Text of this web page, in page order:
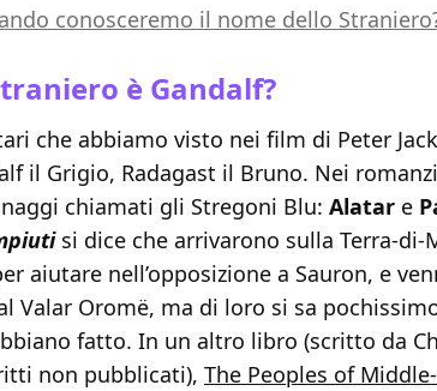
conosceremo il nome dello
è Gandalf?
che abbiamo visto nei film di Peter
il Grigio, Radagast il Bruno. Nei
chiamati gli Stregoni Blu: Alatar e
si dice che arrivarono sulla Terra-di-
aiutare nell’opposizione a Sauron, e
Valar Oromë, ma di loro si sa
fatto. In un altro libro (scritto da
non pubblicati), The Peoples of